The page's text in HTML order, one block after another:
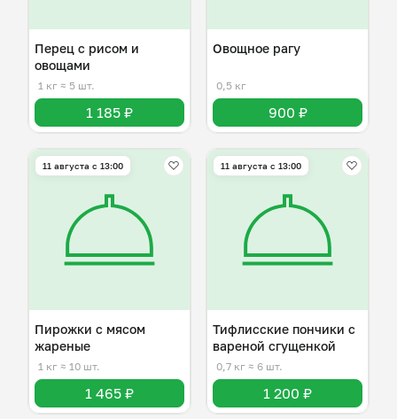
Перец с рисом и
овощами
1 кг ≈ 5 шт.
1 185 ₽
Овощное рагу
0,5 кг
900 ₽
11 августа с 13:00
Пирожки с мясом
жареные
1 кг ≈ 10 шт.
1 465 ₽
11 августа с 13:00
Тифлисские пончики с
вареной сгущенкой
0,7 кг ≈ 6 шт.
1 200 ₽